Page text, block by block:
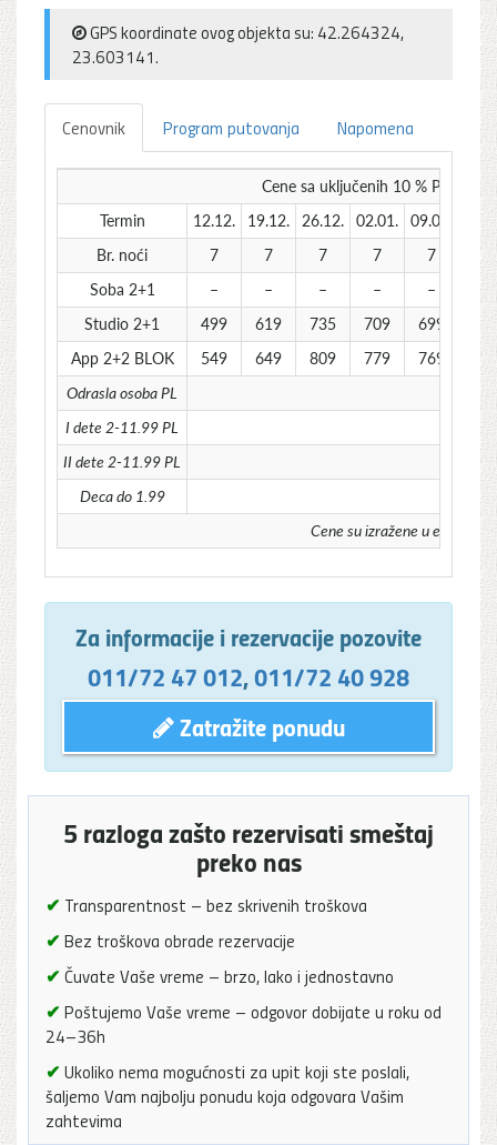
GPS koordinate ovog objekta su: 42.264324,
23.603141.
Cenovnik Program putovanja Napomena
Cene sa uključenih 10 %
Termin
12.12. 19.12. 26.12. 02.01. 09.01.
Br. noći
7 7 7 7 7
7
Soba 2+1
– – – – –
–
Studio 2+1
499 619 735 709 699
App 2+2 BLOK
549 649 809 779 769
Odrasla osoba PL
I dete 2-11.99 PL
II dete 2-11.99 PL
Deca do 1.99
Cene su izražene u evrima
Za informacije i rezervacije pozovite
011/72 47 012,011/72 40 928
Zatražite ponudu
5 razloga zašto rezervisati smeštaj
preko nas
✔ Transparentnost – bez skrivenih troškova
✔ Bez troškova obrade rezervacije
✔ Čuvate Vaše vreme – brzo, lako i jednostavno
✔ Poštujemo Vaše vreme – odgovor dobijate u roku od
24–36h
✔ Ukoliko nema mogućnosti za upit koji ste poslali,
šaljemo Vam najbolju ponudu koja odgovara Vašim
zahtevima